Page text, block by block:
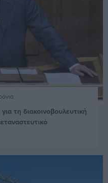
τη διακοινοβουλευτική